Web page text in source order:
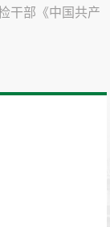
干部《中国共产